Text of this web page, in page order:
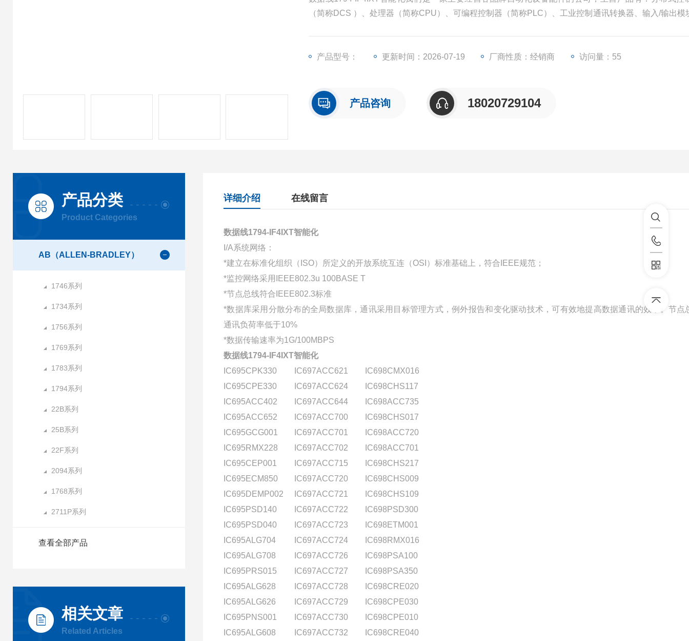
（简称DCS ）、处理器（简称CPU）、可编程控制器（简称PLC）、工业控制通讯转换器、输入/输出模
产品型号： 更新时间：2026-07-19 厂商性质：经销商 访问量：55
产品咨询 18020729104
产品分类
Product Categories
AB（ALLEN-BRADLEY）
1746系列
1734系列
1756系列
1769系列
1783系列
1794系列
22B系列
25B系列
22F系列
2094系列
1768系列
2711P系列
查看全部产品
相关文章
Related Articles
详细介绍 在线留言
数据线1794-IF4IXT智能化
I/A系统网络：
*建立在标准化组织（ISO）所定义的开放系统互连（OSI）标准基础上，符合IEEE规范；
*监控网络采用IEEE802.3u 100BASE T
*节点总线符合IEEE802.3标准
*数据库采用分散分布的全局数据库，通讯采用目标管理方式，例外报告和变化驱动技术，可有效地提高数据通讯的效率。节点
通讯负荷率低于10%
*数据传输速率为1G/100MBPS
数据线1794-IF4IXT智能化
IC695CPK330
IC697ACC621
IC698CMX016
IC695CPE330
IC697ACC624
IC698CHS117
IC695ACC402
IC697ACC644
IC698ACC735
IC695ACC652
IC697ACC700
IC698CHS017
IC695GCG001
IC697ACC701
IC698ACC720
IC695RMX228
IC697ACC702
IC698ACC701
IC695CEP001
IC697ACC715
IC698CHS217
IC695ECM850
IC697ACC720
IC698CHS009
IC695DEMP002
IC697ACC721
IC698CHS109
IC695PSD140
IC697ACC722
IC698PSD300
IC695PSD040
IC697ACC723
IC698ETM001
IC695ALG704
IC697ACC724
IC698RMX016
IC695ALG708
IC697ACC726
IC698PSA100
IC695PRS015
IC697ACC727
IC698PSA350
IC695ALG628
IC697ACC728
IC698CRE020
IC695ALG626
IC697ACC729
IC698CPE030
IC695PNS001
IC697ACC730
IC698CPE010
IC695ALG608
IC697ACC732
IC698CRE040